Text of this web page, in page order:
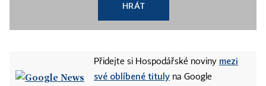
HRÁT
Přidejte si Hospodářské noviny mezi
své oblíbené tituly na Google